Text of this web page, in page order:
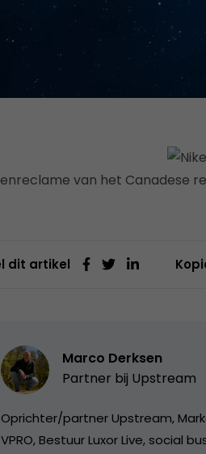
van het Canadese
dit artikel
Marco Derksen
Partner bij Upstream
Oprichter/partner Upstream,
VPRO, Bestuur Luxor Live, social